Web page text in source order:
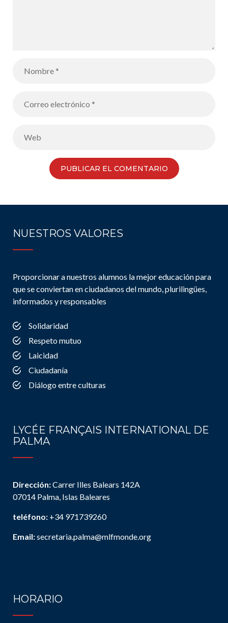
NUESTROS VALORES
Proporcionar a nuestros alumnos la mejor educación para
que se conviertan en ciudadanos del mundo, plurilingües,
informados y responsables
Solidaridad
Respeto mutuo
Laicidad
Ciudadanía
Diálogo entre culturas
LYCÉE FRANÇAIS INTERNATIONAL DE
PALMA
Dirección:Carrer Illes Balears 142A
07014 Palma, Islas Baleares
teléfono: +34 971739260
Email:secretaria.palma@mlfmonde.org
HORARIO